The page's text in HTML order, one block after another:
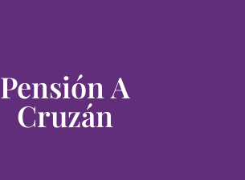
Pensión A
Cruzán